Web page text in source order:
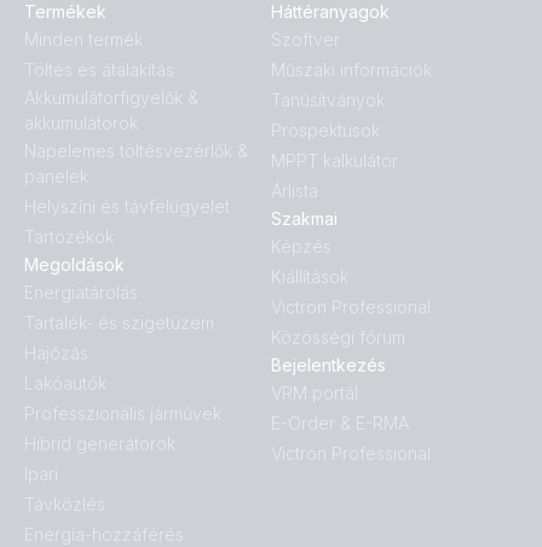
Termékek
Minden termék
Töltés és átalakítás
Akkumulátorfigyelők &
akkumulátorok
Napelemes töltésvezérlők &
panelek
Helyszíni és távfelügyelet
Tartozékok
Megoldások
Energiatárolás
Tartalék- és szigetüzem
Hajózás
Lakóautók
Professzionális járművek
Hibrid generátorok
Ipari
Távközlés
Energia-hozzáférés
Háttéranyagok
Szoftver
Műszaki információk
Tanúsítványok
Prospektusok
MPPT kalkulátor
Árlista
Szakmai
Képzés
Kiállítások
Victron Professional
Közösségi fórum
Bejelentkezés
VRM portál
E-Order & E-RMA
Victron Professional